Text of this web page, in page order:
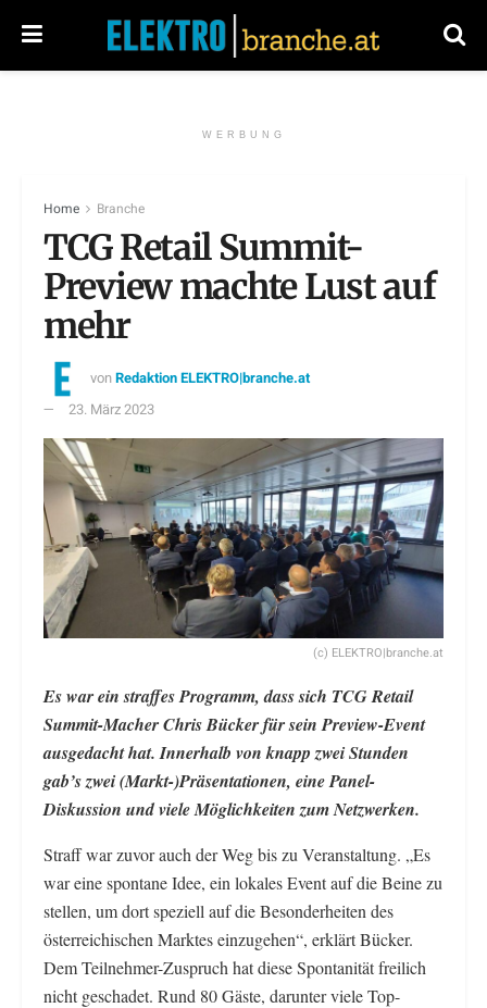
WERBUNG
Home Branche
TCG Retail Summit-
Preview machte Lust auf
mehr
vonRedaktion ELEKTRO|branche.at
23. März 2023
(c) ELEKTRO|branche.at
Es war ein straffes Programm, dass sich TCG Retail
Summit-Macher Chris Bücker für sein Preview-Event
ausgedacht hat. Innerhalb von knapp zwei Stunden
gab’s zwei (Markt-)Präsentationen, eine Panel-
Diskussion und viele Möglichkeiten zum Netzwerken.
Straff war zuvor auch der Weg bis zu Veranstaltung. „Es
war eine spontane Idee, ein lokales Event auf die Beine zu
stellen, um dort speziell auf die Besonderheiten des
österreichischen Marktes einzugehen“, erklärt Bücker.
Dem Teilnehmer-Zuspruch hat diese Spontanität freilich
nicht geschadet. Rund 80 Gäste, darunter viele Top-